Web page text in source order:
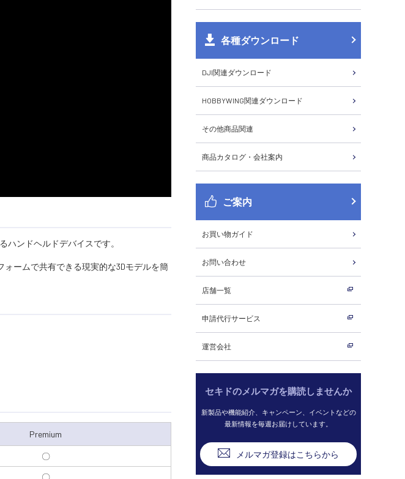
各種ダウンロード
DJI関連ダウンロード
HOBBYWING関連ダウンロード
その他商品関連
商品カタログ・会社案内
ご案内
お買い物ガイド
お問い合わせ
店舗一覧
申請代行サービス
運営会社
セキドのメルマガを購読しませんか
新製品や機能紹介、キャンペーン、イベントなどの
最新情報を毎週お届けしています。
メルマガ登録はこちらから
ハンドヘルドデバイスです。
ームで共有できる現実的な3Dモデルを簡
Premium
〇
〇